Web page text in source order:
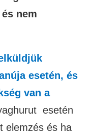
nem
esetén, és
van a
esetén
elemzés és ha